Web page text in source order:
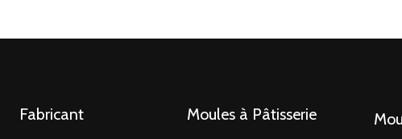
Fabricant
Moules à Pâtisserie